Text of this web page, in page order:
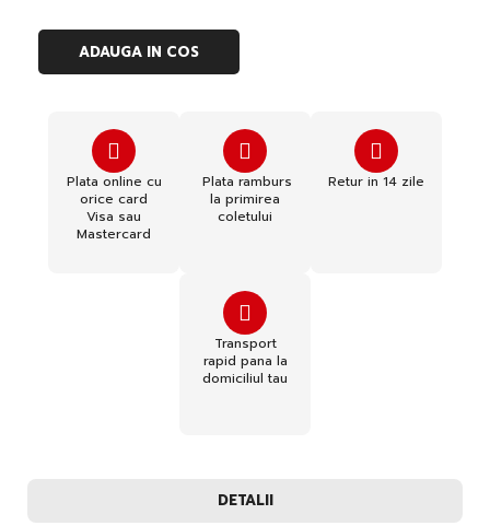
ADAUGA IN COS
Plata online cu
orice card
Visa sau
Mastercard
Plata ramburs
la primirea
coletului
Retur in 14 zile
Transport
rapid pana la
domiciliul tau
DETALII